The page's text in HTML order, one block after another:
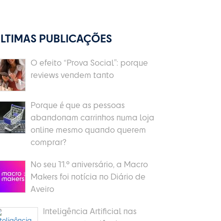
PUBLICAÇÕES
O efeito “Prova Social”: porque
reviews vendem tanto
Porque é que as pessoas
abandonam carrinhos numa loja
online mesmo quando querem
comprar?
No seu 11.º aniversário, a Macro
Makers foi notícia no Diário de
Aveiro
Inteligência Artificial nas